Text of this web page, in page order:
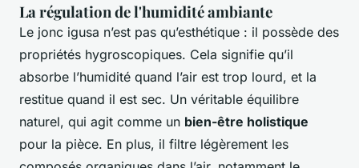
La régulation de l'humidité ambiante
Le jonc igusa n’est pas qu’esthétique : il possède des
propriétés hygroscopiques. Cela signifie qu’il
absorbe l’humidité quand l’air est trop lourd, et la
restitue quand il est sec. Un véritable équilibre
naturel, qui agit comme un bien-être holistique
pour la pièce. En plus, il filtre légèrement les